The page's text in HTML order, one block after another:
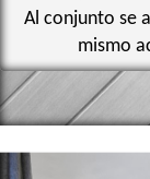
Al conjunto se
mismo